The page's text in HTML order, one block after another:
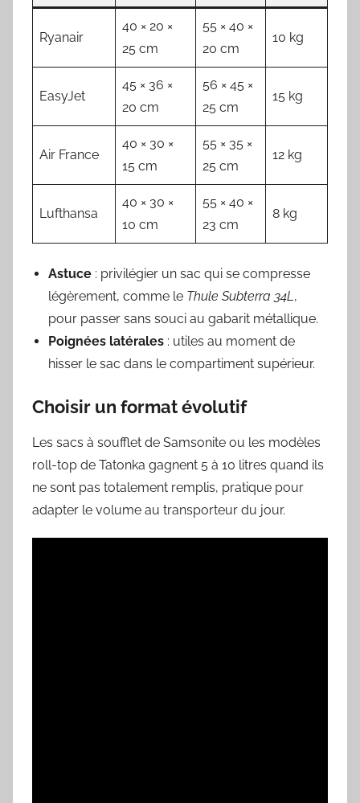
Ryanair
40 × 20 ×
25 cm
55 × 40 ×
20 cm
10 kg
EasyJet
45 × 36 ×
20 cm
56 × 45 ×
25 cm
15 kg
Air France
40 × 30 ×
15 cm
55 × 35 ×
25 cm
12 kg
Lufthansa
40 × 30 ×
10 cm
55 × 40 ×
23 cm
8 kg
Astuce : privilégier un sac qui se compresse
légèrement, comme le Thule Subterra 34L,
pour passer sans souci au gabarit métallique.
Poignées latérales : utiles au moment de
hisser le sac dans le compartiment supérieur.
Choisir un format évolutif
Les sacs à soufflet de Samsonite ou les modèles
roll-top de Tatonka gagnent 5 à 10 litres quand ils
ne sont pas totalement remplis, pratique pour
adapter le volume au transporteur du jour.